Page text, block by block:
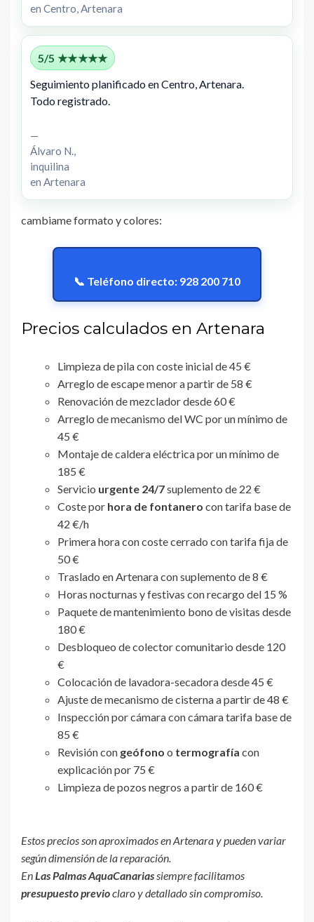
en Centro, Artenara
5/5 ★★★★★
Seguimiento planificado en Centro, Artenara.
Todo registrado.
—
Álvaro N.,
inquilina
en Artenara
cambiame formato y colores:
📞 Teléfono directo: 928 200 710
Precios calculados en Artenara
Limpieza de pila con coste inicial de 45 €
Arreglo de escape menor a partir de 58 €
Renovación de mezclador desde 60 €
Arreglo de mecanismo del WC por un mínimo de
45 €
Montaje de caldera eléctrica por un mínimo de
185 €
Servicio urgente 24/7suplemento de 22 €
Coste por hora de fontanero con tarifa base de
42 €/h
Primera hora con coste cerrado con tarifa fija de
50 €
Traslado en Artenara con suplemento de 8 €
Horas nocturnas y festivas con recargo del 15 %
Paquete de mantenimiento bono de visitas desde
180 €
Desbloqueo de colector comunitario desde 120
€
Colocación de lavadora-secadora desde 45 €
Ajuste de mecanismo de cisterna a partir de 48 €
Inspección por cámara con cámara tarifa base de
85 €
Revisión con geófono o termografía con
explicación por 75 €
Limpieza de pozos negros a partir de 160 €
Estos precios son aproximados en Artenara y pueden variar
según dimensión de la reparación.
EnLas Palmas AquaCanariassiempre facilitamos
presupuesto previoclaro y detallado sin compromiso.